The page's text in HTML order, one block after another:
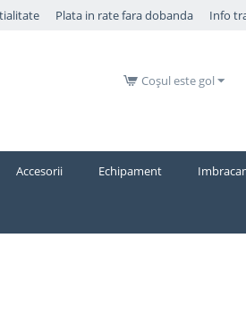
Plata in rate fara dobanda Info
Coșul este gol
Accesorii Echipament